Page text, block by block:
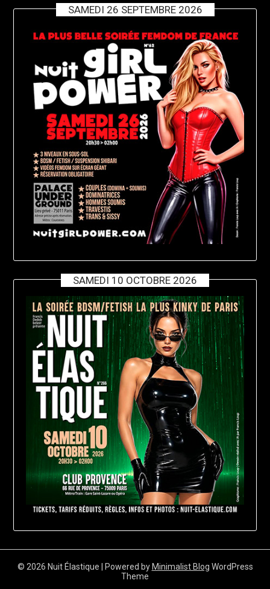
SAMEDI 26 SEPTEMBRE 2026
SAMEDI 10 OCTOBRE 2026
© 2026 Nuit Élastique | Powered by Minimalist Blog WordPress
Theme